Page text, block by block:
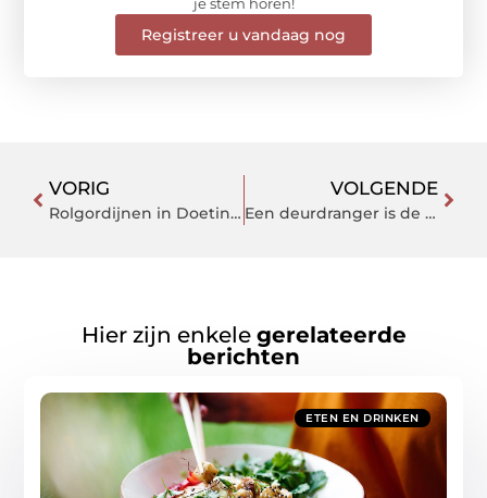
je stem horen!
Registreer u vandaag nog
VORIG
Rolgordijnen in Doetinchem en omstreken
VOLGENDE
Een deurdranger is de ideale oplossing om openstaande deuren te voorkomen
Hier zijn enkele gerelateerde
berichten
ETEN EN DRINKEN